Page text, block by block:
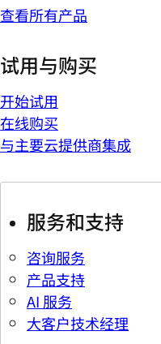
查看所有产品
试用与购买
开始试用
在线购买
与主要云提供商集成
服务和支持
咨询服务
产品支持
AI 服务
大客户技术经理